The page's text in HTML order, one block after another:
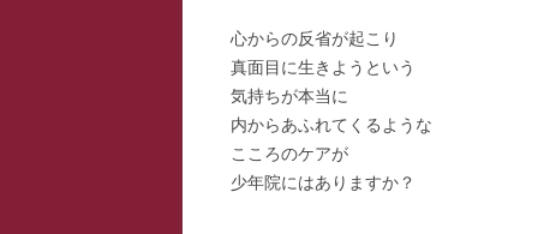
心からの反省が起こり
真面目に生きようという
気持ちが本当に
内からあふれてくるような
こころのケアが
少年院にはありますか？